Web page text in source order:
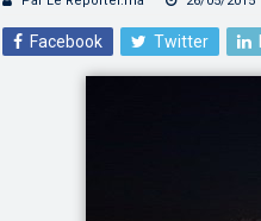
Facebook Twitter